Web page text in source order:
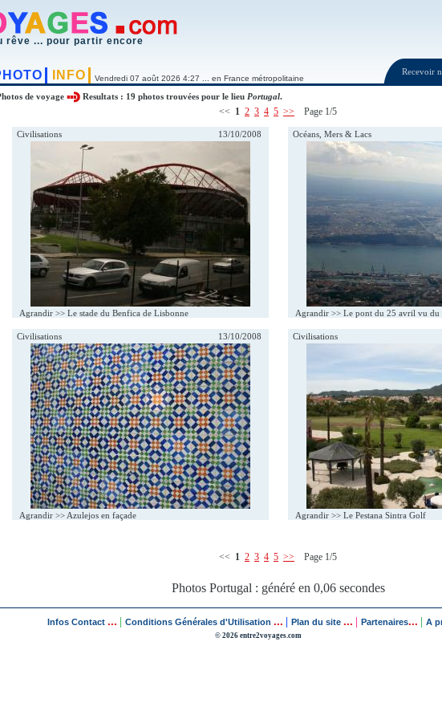
rêve ... pour partir encore
INFO Vendredi 07 août 2026 4:27 ... en France métropolitaine
Recevoir
de voyage Resultats : 19 photos trouvées pour le lieu Portugal.
<< 1 2 3 4 5 >> Page 1/5
Civilisations 13/10/2008
Agrandir >> Le stade du Benfica de Lisbonne
Civilisations 13/10/2008
Agrandir >> Azulejos en façade
Océans, Mers & Lacs
Agrandir >> Le pont du 25 avril vu du
Civilisations
Agrandir >> Le Pestana Sintra Golf
<< 1 2 3 4 5 >> Page 1/5
Photos Portugal : généré en 0,06 secondes
Infos Contact ... Conditions Générales d'Utilisation ... Plan du site ... Partenaires... A
© 2026 entre2voyages.com